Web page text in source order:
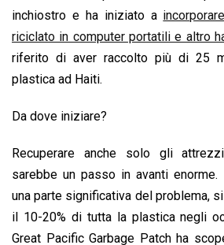
inchiostro e ha iniziato a
riciclato in computer portatili e altro
riferito di aver raccolto più di 25
plastica ad Haiti.
Da dove iniziare?
Recuperare anche solo gli
sarebbe un passo in avanti enorme.
una parte significativa del problema,
il 10-20% di tutta la plastica negli
Great Pacific Garbage Patch ha